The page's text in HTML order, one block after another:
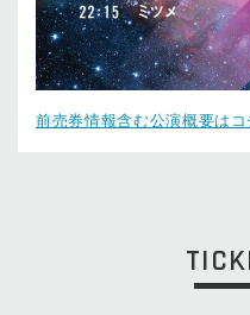
前売券情報含む公演概要はコ